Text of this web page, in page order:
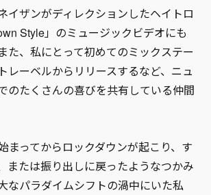
イザンがディレクションしたヘイトロ
Style」のミュージックビデオにも
た、私にとって初めてのミックステー
レーベルからリリースするなど、ニュ
のたくさんの喜びを共有している仲間
まってからロックダウンが起こり、す
または振り出しに戻ったようなつかみ
なパラダイムシフトの渦中にいた私